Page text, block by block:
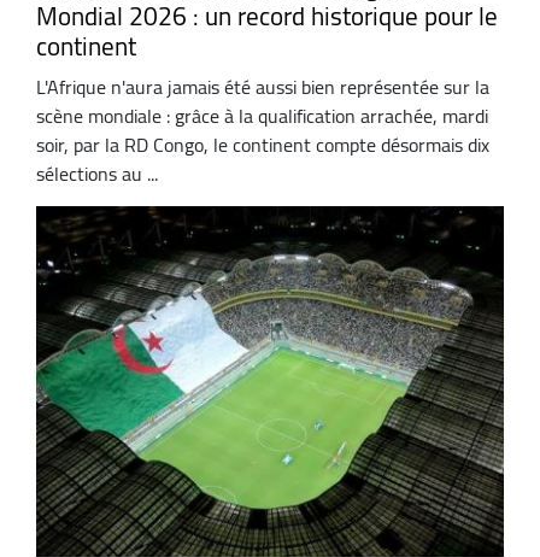
Mondial 2026 : un record historique pour le
continent
L'Afrique n'aura jamais été aussi bien représentée sur la
scène mondiale : grâce à la qualification arrachée, mardi
soir, par la RD Congo, le continent compte désormais dix
sélections au ...